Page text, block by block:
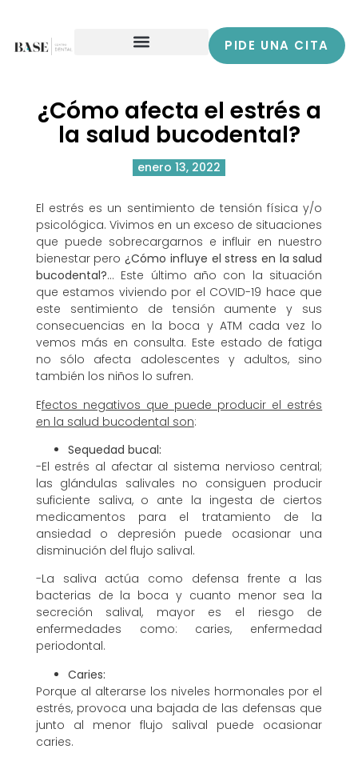
PIDE UNA CITA
¿Cómo afecta el estrés a
la salud bucodental?
enero 13, 2022
El estrés es un sentimiento de tensión física y/o
psicológica. Vivimos en un exceso de situaciones
que puede sobrecargarnos e influir en nuestro
bienestar pero¿Cómo influye el stress en la salud
bucodental?… Este último año con la situación
que estamos viviendo por el COVID-19 hace que
este sentimiento de tensión aumente y sus
consecuencias en la boca y ATM cada vez lo
vemos más en consulta. Este estado de fatiga
no sólo afecta adolescentes y adultos, sino
también los niños lo sufren.
Efectos negativos que puede producir el estrés
en la salud bucodental son:
Sequedad bucal:
-El estrés al afectar al sistema nervioso central;
las glándulas salivales no consiguen producir
suficiente saliva, o ante la ingesta de ciertos
medicamentos para el tratamiento de la
ansiedad o depresión puede ocasionar una
disminución del flujo salival.
-La saliva actúa como defensa frente a las
bacterias de la boca y cuanto menor sea la
secreción salival, mayor es el riesgo de
enfermedades como: caries, enfermedad
periodontal.
Caries:
Porque al alterarse los niveles hormonales por el
estrés, provoca una bajada de las defensas que
junto al menor flujo salival puede ocasionar
caries.